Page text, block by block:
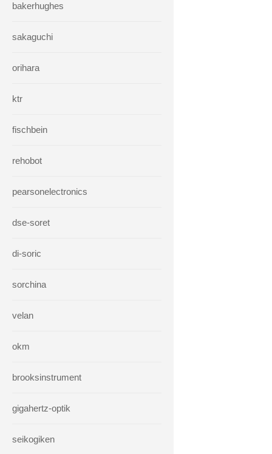
bakerhughes
sakaguchi
orihara
ktr
fischbein
rehobot
pearsonelectronics
dse-soret
di-soric
sorchina
velan
okm
brooksinstrument
gigahertz-optik
seikogiken